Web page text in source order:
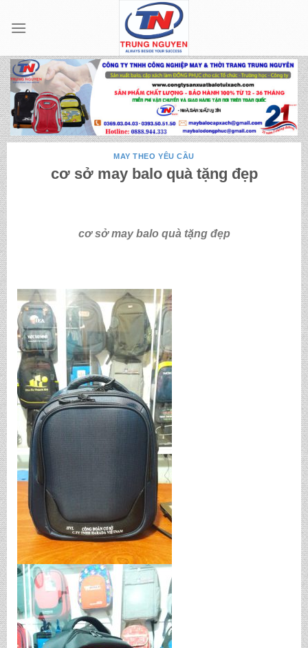
MAY THEO YÊU CẦU
cơ sở may balo quà tặng đẹp
cơ sở may balo quà tặng đẹp